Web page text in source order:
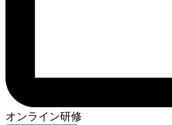
オンライン研修